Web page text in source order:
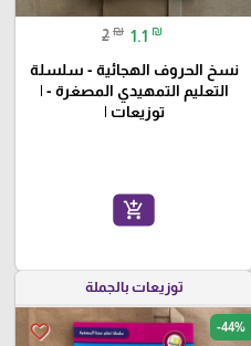
2 ₪ 1.1 ₪
نسخ الحروف الهجائية - سلسلة
التعليم التمهيدي المصغرة - |
توزيعات |
add_shopping_cart
توزيعات بالجملة
favorite_border -44%